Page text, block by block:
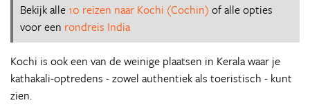
Bekijk alle10 reizen naar Kochi (Cochin) of alle opties
voor een rondreis India
Kochi is ook een van de weinige plaatsen in Kerala waar je
kathakali-optredens - zowel authentiek als toeristisch - kunt
zien.